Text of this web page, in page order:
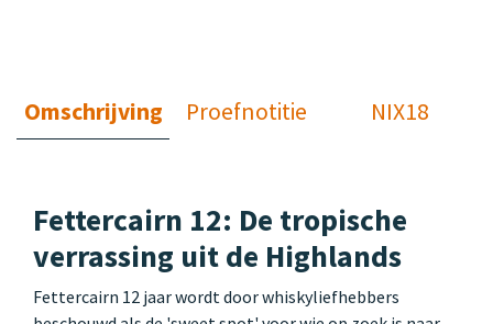
Omschrijving Proefnotitie NIX18
Fettercairn 12: De tropische
verrassing uit de Highlands
Fettercairn 12 jaar wordt door whiskyliefhebbers